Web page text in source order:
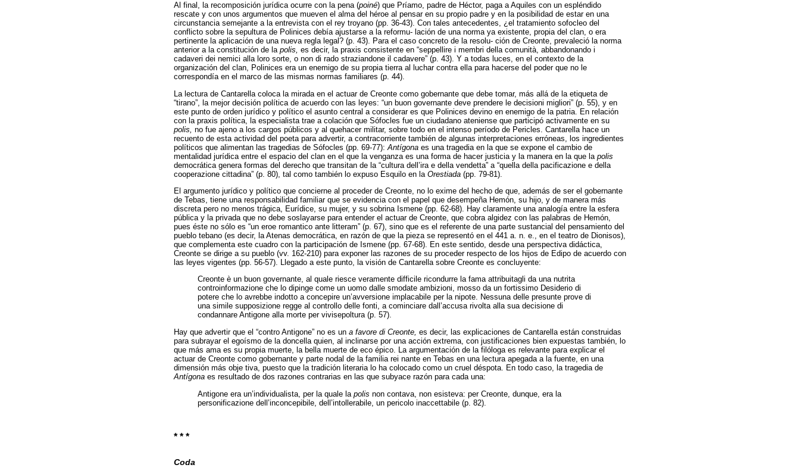
Al final, la recomposición jurídica ocurre con la pena (poiné) que Príamo, padre de Héctor, paga a Aquiles con un espléndido
rescate y con unos argumentos que mueven el alma del héroe al pensar en su propio padre y en la posibilidad de estar en una
circunstancia semejante a la entrevista con el rey troyano (pp. 36-43). Con tales antecedentes, ¿el tratamiento sofocleo del
conflicto sobre la sepultura de Polinices debía ajustarse a la reformu- lación de una norma ya existente, propia del clan, o era
pertinente la aplicación de una nueva regla legal? (p. 43). Para el caso concreto de la resolu- ción de Creonte, prevaleció la norma
anterior a la constitución de la polis, es decir, la praxis consistente en “seppellire i membri della comunità, abbandonando i
cadaveri dei nemici alla loro sorte, o non di rado straziandone il cadavere” (p. 43). Y a todas luces, en el contexto de la
organización del clan, Polinices era un enemigo de su propia tierra al luchar contra ella para hacerse del poder que no le
correspondía en el marco de las mismas normas familiares (p. 44).
La lectura de Cantarella coloca la mirada en el actuar de Creonte como gobernante que debe tomar, más allá de la etiqueta de
“tirano”, la mejor decisión política de acuerdo con las leyes: “un buon governante deve prendere le decisioni migliori” (p. 55), y en
este punto de orden jurídico y político el asunto central a considerar es que Polinices devino en enemigo de la patria. En relación
con la praxis política, la especialista trae a colación que Sófocles fue un ciudadano ateniense que participó activamente en su
polis, no fue ajeno a los cargos públicos y al quehacer militar, sobre todo en el intenso período de Pericles. Cantarella hace un
recuento de esta actividad del poeta para advertir, a contracorriente también de algunas interpretaciones erróneas, los ingredientes
políticos que alimentan las tragedias de Sófocles (pp. 69-77): Antígona es una tragedia en la que se expone el cambio de
mentalidad jurídica entre el espacio del clan en el que la venganza es una forma de hacer justicia y la manera en la que la polis
democrática genera formas del derecho que transitan de la “cultura dell’ira e della vendetta” a “quella della pacificazione e della
cooperazione cittadina” (p. 80), tal como también lo expuso Esquilo en la Orestiada (pp. 79-81).
El argumento jurídico y político que concierne al proceder de Creonte, no lo exime del hecho de que, además de ser el gobernante
de Tebas, tiene una responsabilidad familiar que se evidencia con el papel que desempeña Hemón, su hijo, y de manera más
discreta pero no menos trágica, Eurídice, su mujer, y su sobrina Ismene (pp. 62-68). Hay claramente una analogía entre la esfera
pública y la privada que no debe soslayarse para entender el actuar de Creonte, que cobra algidez con las palabras de Hemón,
pues éste no sólo es “un eroe romantico ante litteram” (p. 67), sino que es el referente de una parte sustancial del pensamiento del
pueblo tebano (es decir, la Atenas democrática, en razón de que la pieza se representó en el 441 a. n. e., en el teatro de Dionisos),
que complementa este cuadro con la participación de Ismene (pp. 67-68). En este sentido, desde una perspectiva didáctica,
Creonte se dirige a su pueblo (vv. 162-210) para exponer las razones de su proceder respecto de los hijos de Edipo de acuerdo con
las leyes vigentes (pp. 56-57). Llegado a este punto, la visión de Cantarella sobre Creonte es concluyente:
Creonte è un buon governante, al quale riesce veramente difficile ricondurre la fama attribuitagli da una nutrita
controinformazione che lo dipinge come un uomo dalle smodate ambizioni, mosso da un fortissimo Desiderio di
potere che lo avrebbe indotto a concepire un’avversione implacabile per la nipote. Nessuna delle presunte prove di
una simile supposizione regge al controllo delle fonti, a cominciare dall’accusa rivolta alla sua decisione di
condannare Antigone alla morte per vivisepoltura (p. 57).
Hay que advertir que el “contro Antigone” no es un a favore di Creonte, es decir, las explicaciones de Cantarella están construidas
para subrayar el egoísmo de la doncella quien, al inclinarse por una acción extrema, con justificaciones bien expuestas también, lo
que más ama es su propia muerte, la bella muerte de eco épico. La argumentación de la filóloga es relevante para explicar el
actuar de Creonte como gobernante y parte nodal de la familia rei nante en Tebas en una lectura apegada a la fuente, en una
dimensión más obje tiva, puesto que la tradición literaria lo ha colocado como un cruel déspota. En todo caso, la tragedia de
Antígona es resultado de dos razones contrarias en las que subyace razón para cada una:
Antigone era un’individualista, per la quale la polis non contava, non esisteva: per Creonte, dunque, era la
personificazione dell’inconcepibile, dell’intollerabile, un pericolo inaccettabile (p. 82).
* * *
Coda